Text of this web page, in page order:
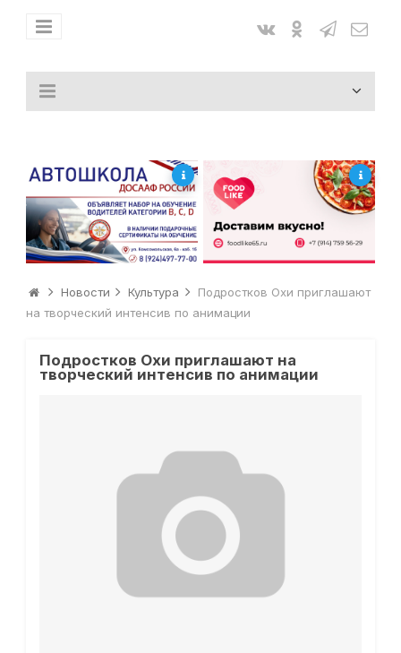
Новости Культура
Подростков Охи приглашают
на творческий интенсив по анимации
Подростков Охи приглашают на
творческий интенсив по анимации